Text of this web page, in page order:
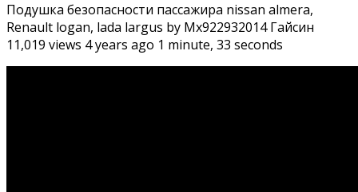
Подушка безопасности пассажира nissan almera,
Renault logan, lada largus by Mx922932014 Гайсин
11,019 views 4 years ago 1 minute, 33 seconds